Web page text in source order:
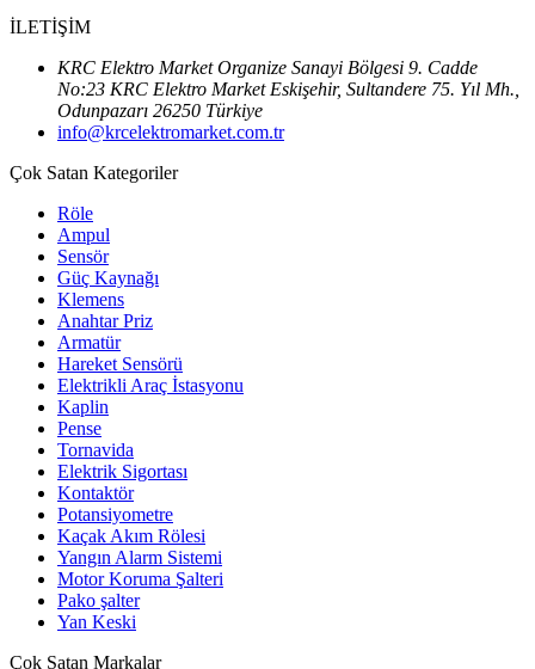
İLETİŞİM
KRC Elektro Market Organize Sanayi Bölgesi 9. Cadde
No:23 KRC Elektro Market Eskişehir, Sultandere 75. Yıl Mh.,
Odunpazarı 26250 Türkiye
info@krcelektromarket.com.tr
Çok Satan Kategoriler
Röle
Ampul
Sensör
Güç Kaynağı
Klemens
Anahtar Priz
Armatür
Hareket Sensörü
Elektrikli Araç İstasyonu
Kaplin
Pense
Tornavida
Elektrik Sigortası
Kontaktör
Potansiyometre
Kaçak Akım Rölesi
Yangın Alarm Sistemi
Motor Koruma Şalteri
Pako şalter
Yan Keski
Çok Satan Markalar